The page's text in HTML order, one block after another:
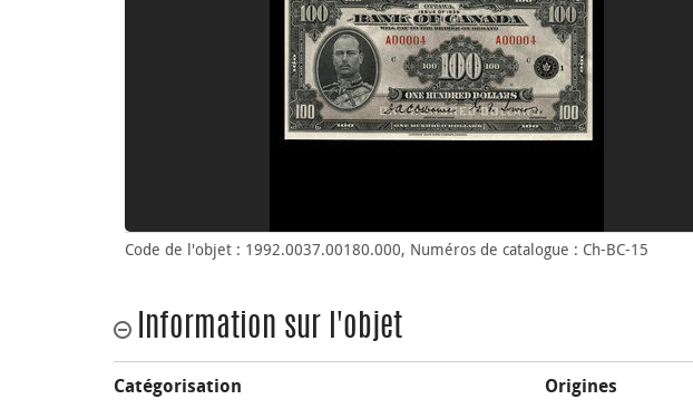
Code de l'objet : 1992.0037.00180.000, Numéros de catalogue : Ch-BC-15
Information sur l'objet
Catégorisation Origines